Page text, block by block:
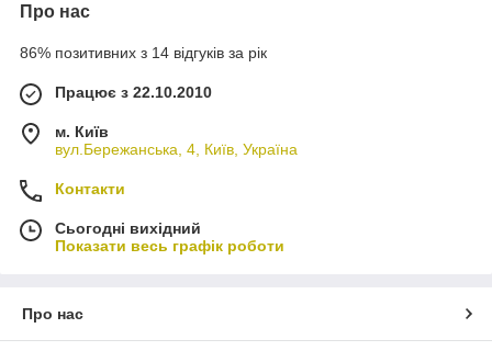
Про нас
86% позитивних з 14 відгуків за рік
Працює з 22.10.2010
м. Київ
вул.Бережанська, 4, Київ, Україна
Контакти
Сьогодні вихідний
Показати весь графік роботи
Про нас